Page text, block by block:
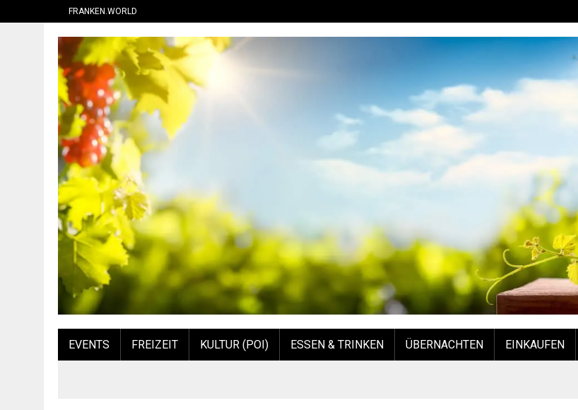
FRANKEN.WORLD
EVENTS FREIZEIT KULTUR (POI) ESSEN & TRINKEN ÜBERNACHTEN EINKAUFEN